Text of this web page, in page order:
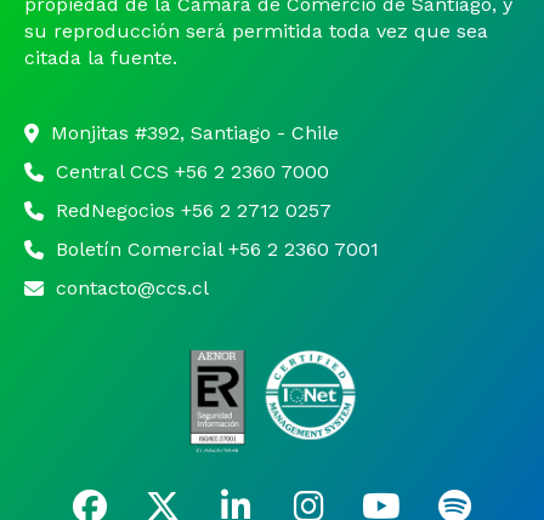
su reproducción será permitida toda vez que sea
citada la fuente.
Monjitas #392, Santiago - Chile
Central CCS +56 2 2360 7000
RedNegocios +56 2 2712 0257
Boletín Comercial +56 2 2360 7001
contacto@ccs.cl